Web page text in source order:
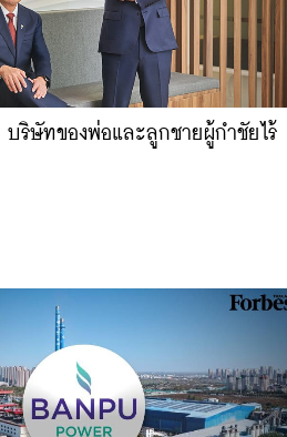
บริษัทของพ่อและลูกชายผู้กำชัยไร้